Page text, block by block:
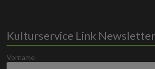
b
o
er
Kulturservice Link
Vorname